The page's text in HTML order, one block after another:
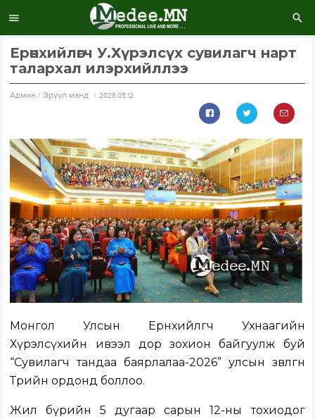
Ерөнхийлөгч У.Хүрэлсүх сувилагч нарт
талархал илэрхийллээ
Aдмин / Эрүүл мэнд 2026.05.12
Монгол Улсын Ерөнхийлөгч Ухнаагийн
Хүрэлсүхийн ивээл дор зохион байгуулж буй
“Сувилагч тандаа баярлалаа-2026” улсын зөвлөгөөн
Төрийн ордонд боллоо.
Жил бүрийн 5 дугаар сарын 12-ны тохиодог